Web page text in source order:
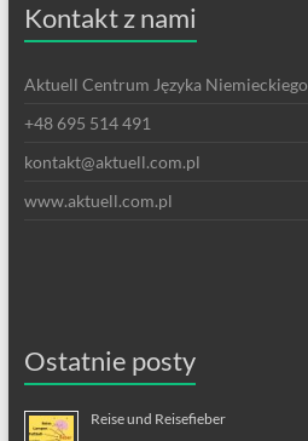
Kontakt z nami
Aktuell Centrum Języka Niemieckiego
+48 695 514 491
kontakt@aktuell.com.pl
www.aktuell.com.pl
Ostatnie posty
Reise und Reisefieber